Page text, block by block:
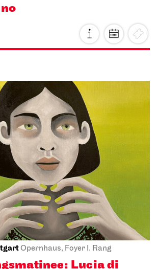
Opernhaus, Foyer I. Rang
Lucia di